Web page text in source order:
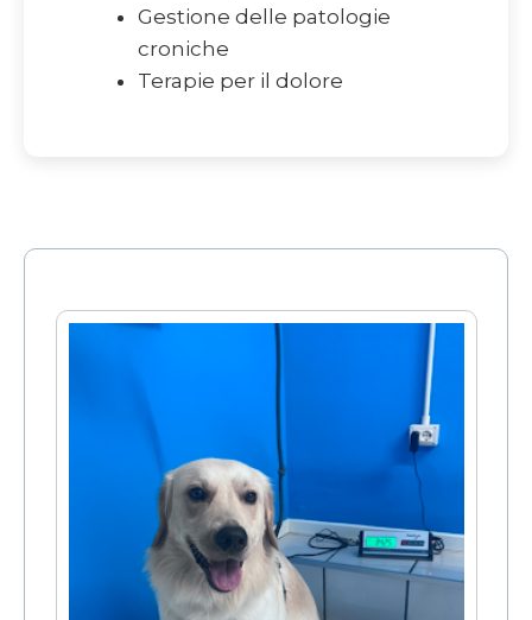
Gestione delle patologie
croniche
Terapie per il dolore